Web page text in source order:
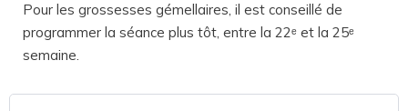
Pour les grossesses gémellaires, il est conseillé de
programmer la séance plus tôt, entre la 22ᵉ et la 25ᵉ
semaine.